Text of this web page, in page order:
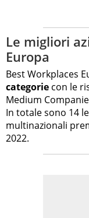
Le migliori
Europa
Best Workplaces
categorie con le
Medium
In totale sono 14
multinazionali
2022.